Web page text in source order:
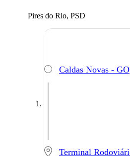
Pires do Rio, PSD
Caldas Novas - GO